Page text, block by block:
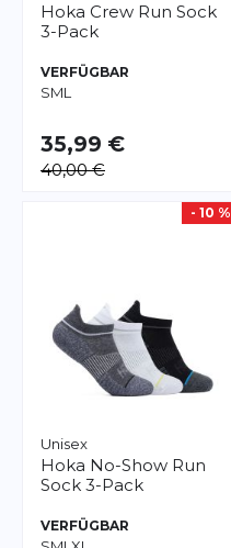
Hoka Crew Run Sock
3-Pack
VERFÜGBAR
SML
35,99 €
40,00 €
- 10 %
Unisex
Hoka No-Show Run
Sock 3-Pack
VERFÜGBAR